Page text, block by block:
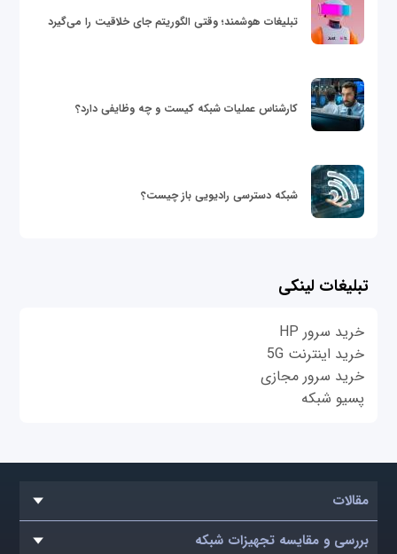
تبلیغات هوشمند؛ وقتی الگوریتم جای خلاقیت را می‌گیرد
کارشناس عملیات شبکه کیست و چه وظایفی دارد؟
شبکه دسترسی رادیویی باز چیست؟
تبلیغات لینکی
خرید سرور HP
خرید اینترنت 5G
خرید سرور مجازی
پسیو شبکه
مقالات
بررسی و مقایسه تجهیزات شبکه